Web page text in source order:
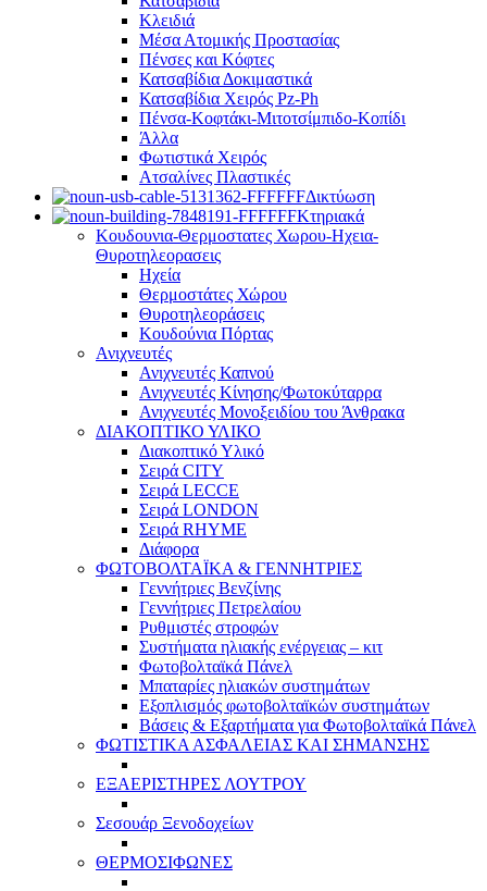
Κλειδιά
Μέσα Ατομικής Προστασίας
Πένσες και Κόφτες
Κατσαβίδια Δοκιμαστικά
Κατσαβίδια Χειρός Pz-Ph
Πένσα-Κοφτάκι-Μιτοτσίμπιδο-Κοπίδι
Άλλα
Φωτιστικά Χειρός
Ατσαλίνες Πλαστικές
Δικτύωση
Κτηριακά
Κουδουνια-Θερμοστατες Χωρου-Ηχεια-
Θυροτηλεορασεις
Ηχεία
Θερμοστάτες Χώρου
Θυροτηλεοράσεις
Κουδούνια Πόρτας
Ανιχνευτές
Ανιχνευτές Καπνού
Ανιχνευτές Κίνησης/Φωτοκύταρρα
Ανιχνευτές Μονοξειδίου του Άνθρακα
ΔΙΑΚΟΠΤΙΚΟ ΥΛΙΚΟ
Διακοπτικό Υλικό
Σειρά CITY
Σειρά LECCE
Σειρά LONDON
Σειρά RHYME
Διάφορα
ΦΩΤΟΒΟΛΤΑΪΚΑ & ΓΕΝΝΗΤΡΙΕΣ
Γεννήτριες Βενζίνης
Γεννήτριες Πετρελαίου
Ρυθμιστές στροφών
Συστήματα ηλιακής ενέργειας – κιτ
Φωτοβολταϊκά Πάνελ
Μπαταρίες ηλιακών συστημάτων
Εξοπλισμός φωτοβολταϊκών συστημάτων
Βάσεις & Εξαρτήματα για Φωτοβολταϊκά Πάνελ
ΦΩΤΙΣΤΙΚΑ ΑΣΦΑΛΕΙΑΣ ΚΑΙ ΣΗΜΑΝΣΗΣ
ΕΞΑΕΡΙΣΤΗΡΕΣ ΛΟΥΤΡΟΥ
Σεσουάρ Ξενοδοχείων
ΘΕΡΜΟΣΙΦΩΝΕΣ